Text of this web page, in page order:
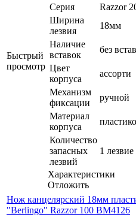
Быстрый
просмотр
Серия
Razzor
Ширина
лезвия
18мм
Наличие
вставок
без
Цвет
корпуса
ассорти
Механизм
фиксации
ручной
Материал
корпуса
Количество
запасных
лезвий
1 лезвие
Характеристики
Отложить
Нож канцелярский 18мм
"Berlingo" Razzor 100 BM4126